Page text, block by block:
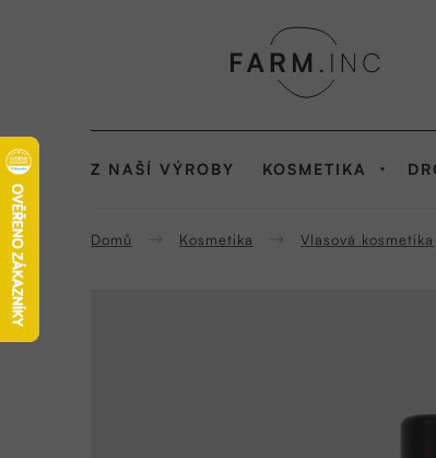
Z NAŠÍ VÝROBY KOSMETIKA
Domů Kosmetika Vlasová kosmetika